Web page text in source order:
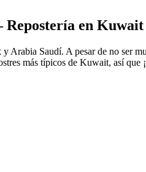
Repostería en Kuwait
Saudí. A pesar de no ser
más típicos de Kuwait, así que